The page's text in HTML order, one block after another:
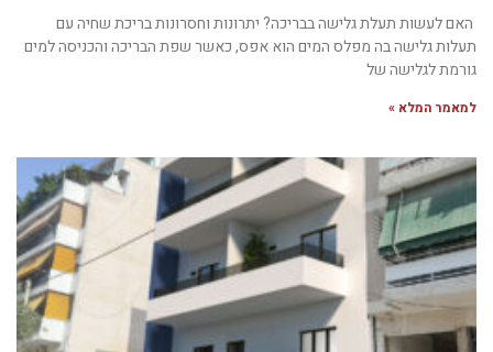
האם לעשות תעלת גלישה בבריכה? יתרונות וחסרונות בריכת שחיה עם
תעלות גלישה בה מפלס המים הוא אפס, כאשר שפת הבריכה והכניסה למים
גורמת לגלישה של
למאמר המלא »